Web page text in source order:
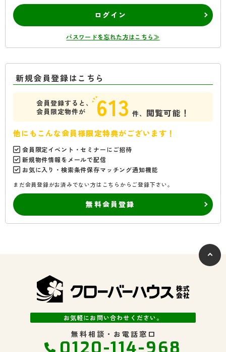
ログイン
パスワードを忘れた方はこちら≫
新規会員登録はこちら
会員登録すると、
会員限定物件が
613 件、 閲覧可能！
他にもこんな会員様限定特典がございます！
会員限定イベント・セミナーにご招待
新規物件情報をメールで配信
お気に入り・検索条件保存マッチング通知機能
まだ会員登録がお済みでない方はこちらからご登録下さい。
無料会員登録
お気軽にお問い合わせください。
無料相談・お電話窓口